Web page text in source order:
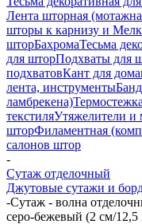
Лента шторная
шторы к карнизу и
шторБахромаТесьма
для шторПодхваты для
подхватовКант для
лента, инструменты
ламбрекена)
текстиляУтяжелители и
шторФиламентная
салонов штор
-
Сутаж отделочный
Джутовые сутажи и
-Сутаж - волна
серо-бежевый (2 см/12,5